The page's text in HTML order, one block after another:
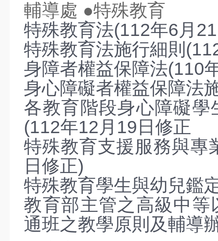
輔導處 ●特殊教育
特殊教育法(112年6月
特殊教育法施行細則
身障者權益保障法(110
身心障礙者權益保障法
各教育階段身心障礙
(112年12月19日修正
特殊教育支援服務與專
日修正)
特殊教育學生與幼兒鑑
教育部主管之高級中
通班之教學原則及輔導